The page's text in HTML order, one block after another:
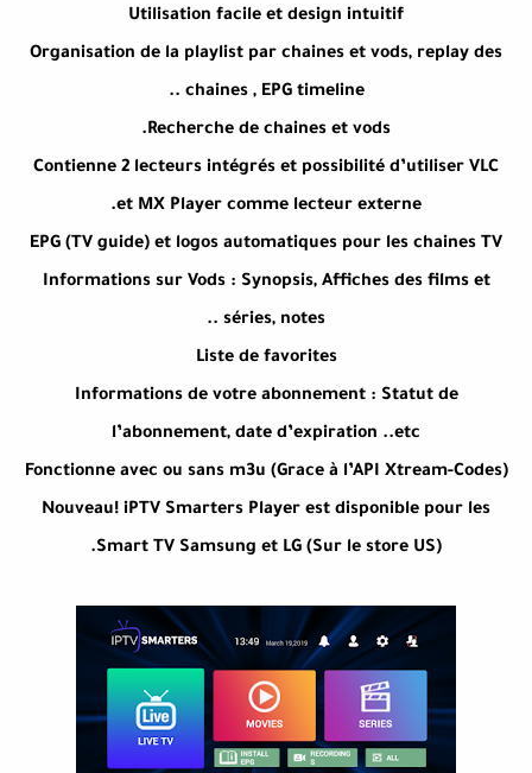
Utilisation facile et design intuitif
Organisation de la playlist par chaines et vods, replay des
chaines , EPG timeline ..
Recherche de chaines et vods.
Contienne 2 lecteurs intégrés et possibilité d’utiliser VLC
et MX Player comme lecteur externe.
EPG (TV guide) et logos automatiques pour les chaines TV
Informations sur Vods : Synopsis, Affiches des films et
séries, notes ..
Liste de favorites
Informations de votre abonnement : Statut de
l’abonnement, date d’expiration ..etc
Fonctionne avec ou sans m3u (Grace à l’API Xtream-Codes)
Nouveau! iPTV Smarters Player est disponible pour les
Smart TV Samsung et LG (Sur le store US).